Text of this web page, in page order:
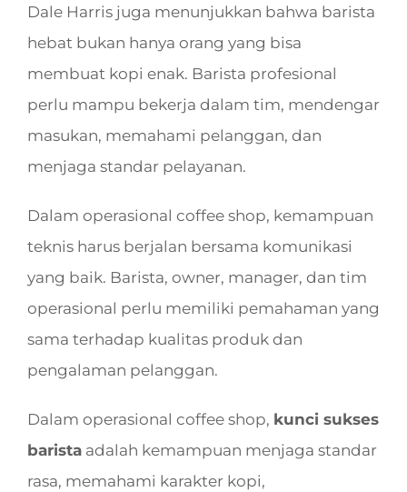
Dale Harris juga menunjukkan bahwa barista
hebat bukan hanya orang yang bisa
membuat kopi enak. Barista profesional
perlu mampu bekerja dalam tim, mendengar
masukan, memahami pelanggan, dan
menjaga standar pelayanan.
Dalam operasional coffee shop, kemampuan
teknis harus berjalan bersama komunikasi
yang baik. Barista, owner, manager, dan tim
operasional perlu memiliki pemahaman yang
sama terhadap kualitas produk dan
pengalaman pelanggan.
Dalam operasional coffee shop, kunci sukses
baristaadalah kemampuan menjaga standar
rasa, memahami karakter kopi,